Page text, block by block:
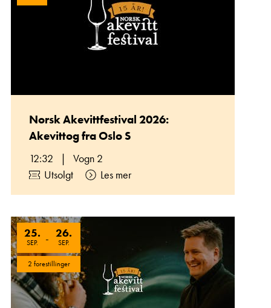
Norsk Akevittfestival 2026:
Akevittog fra Oslo S
12:32 |
Vogn 2
Utsolgt
Les mer
25.
SEP. - 26.
SEP.
2 forestillinger